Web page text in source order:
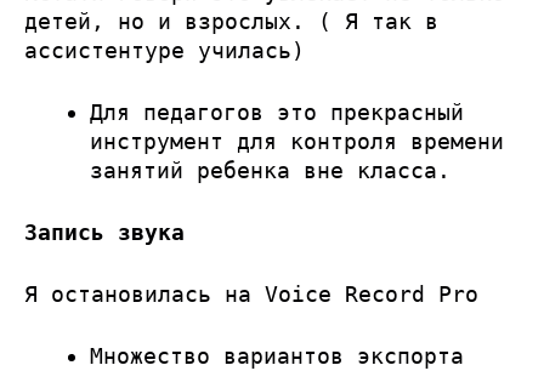
детей, но и взрослых. ( Я так в
ассистентуре училась)
Для педагогов это прекрасный
инструмент для контроля времени
занятий ребенка вне класса.
Запись звука
Я остановилась на Voice Record Pro
Множество вариантов экспорта